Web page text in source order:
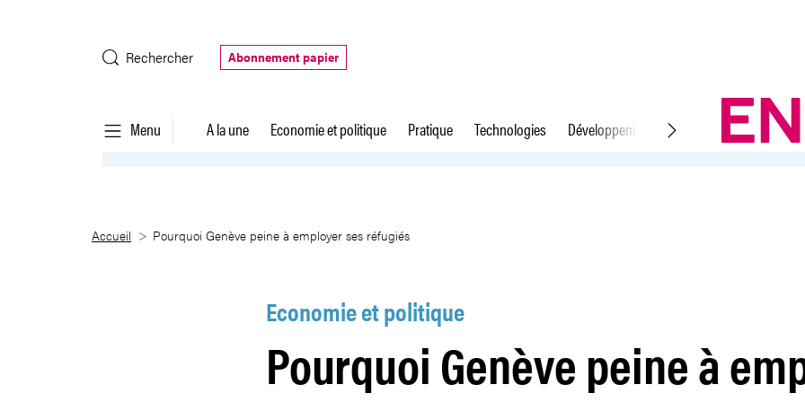
Rechercher
Abonnement papier
Menu A la une Economie et politique Pratique Technologies Développement durable Droit du travail
Pourquoi Genève peine à employer ses réfugiés
Accueil Pourquoi Genève peine à employer ses réfugiés
Economie et politique
Pourquoi Genève peine à